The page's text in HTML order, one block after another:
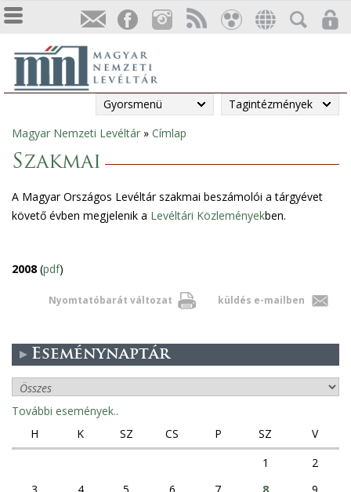
Gyorsmenü Tagintézmények
Jelenlegi
hely
Magyar Nemzeti Levéltár » Címlap
Szakmai
A Magyar Országos Levéltár szakmai beszámolói a tárgyévet
követő évben megjelenik a Levéltári Közleményekben.
2008 (pdf)
Nyomtatóbarát változat küldés e-mailben
Eseménynaptár
További események..
H
K SZ CS P SZ
V
1
2